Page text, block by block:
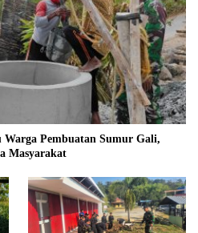
Warga Pembuatan Sumur Gali,
Masyarakat